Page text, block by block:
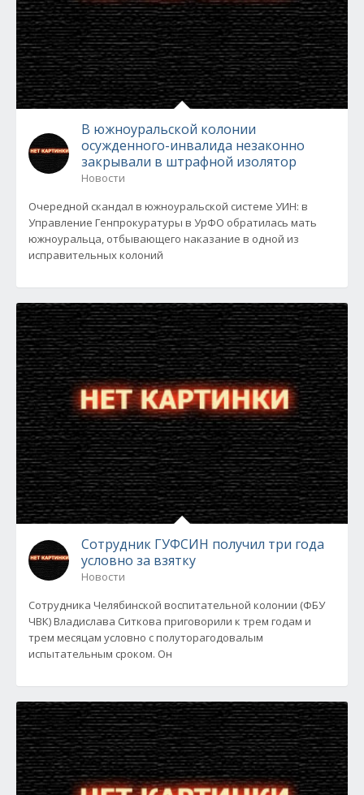
В южноуральской колонии
осужденного-инвалида незаконно
закрывали в штрафной изолятор
Новости
Очередной скандал в южноуральской системе УИН: в
Управление Генпрокуратуры в УрФО обратилась мать
южноуральца, отбывающего наказание в одной из
исправительных колоний
Сотрудник ГУФСИН получил три года
условно за взятку
Новости
Сотрудника Челябинской воспитательной колонии (ФБУ
ЧВК) Владислава Ситкова приговорили к трем годам и
трем месяцам условно с полуторагодовалым
испытательным сроком. Он